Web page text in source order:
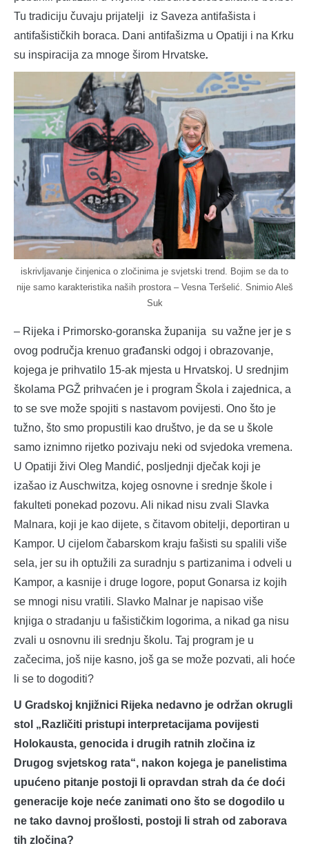
Tu tradiciju čuvaju prijatelji iz Saveza antifašista i
antifašističkih boraca. Dani antifašizma u Opatiji i na Krku
su inspiracija za mnoge širom Hrvatske.
iskrivljavanje činjenica o zločinima je svjetski trend. Bojim se da to
nije samo karakteristika naših prostora – Vesna Teršelić. Snimio Aleš
Suk
– Rijeka i Primorsko-goranska županija su važne jer je s
ovog područja krenuo građanski odgoj i obrazovanje,
kojega je prihvatilo 15-ak mjesta u Hrvatskoj. U srednjim
školama PGŽ prihvaćen je i program Škola i zajednica, a
to se sve može spojiti s nastavom povijesti. Ono što je
tužno, što smo propustili kao društvo, je da se u škole
samo iznimno rijetko pozivaju neki od svjedoka vremena.
U Opatiji živi Oleg Mandić, posljednji dječak koji je
izašao iz Auschwitza, kojeg osnovne i srednje škole i
fakulteti ponekad pozovu. Ali nikad nisu zvali Slavka
Malnara, koji je kao dijete, s čitavom obitelji, deportiran u
Kampor. U cijelom čabarskom kraju fašisti su spalili više
sela, jer su ih optužili za suradnju s partizanima i odveli u
Kampor, a kasnije i druge logore, poput Gonarsa iz kojih
se mnogi nisu vratili. Slavko Malnar je napisao više
knjiga o stradanju u fašističkim logorima, a nikad ga nisu
zvali u osnovnu ili srednju školu. Taj program je u
začecima, još nije kasno, još ga se može pozvati, ali hoće
li se to dogoditi?
U Gradskoj knjižnici Rijeka nedavno je održan okrugli
stol „Različiti pristupi interpretacijama povijesti
Holokausta, genocida i drugih ratnih zločina iz
Drugog svjetskog rata“, nakon kojega je panelistima
upućeno pitanje postoji li opravdan strah da će doći
generacije koje neće zanimati ono što se dogodilo u
ne tako davnoj prošlosti, postoji li strah od zaborava
tih zločina?